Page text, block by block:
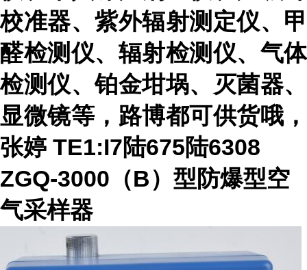
校准器、紫外辐射测定仪、甲
醛检测仪、辐射检测仪、气体
检测仪、铂金坩埚、灭菌器、
显微镜等，路博都可供货哦，
张婷 TE1:I7陆675陆6308
ZGQ-3000（B）型防爆型空
气采样器